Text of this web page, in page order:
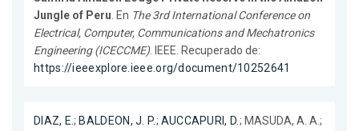
Jungle of Peru. En The 3rd International Conference on
Electrical, Computer, Communications and Mechatronics
Engineering (ICECCME). IEEE. Recuperado de:
https://ieeexplore.ieee.org/document/10252641
DIAZ, E.; BALDEON, J. P.; AUCCAPURI, D.; MASUDA, A. A.;